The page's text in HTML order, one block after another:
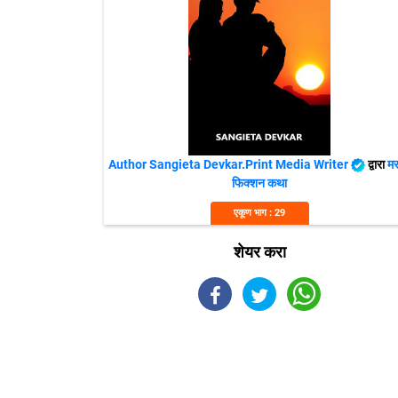
Author Sangieta Devkar.Print Media Writer द्वारा
फिक्शन कथा
एकूण भाग : 29
शेयर करा